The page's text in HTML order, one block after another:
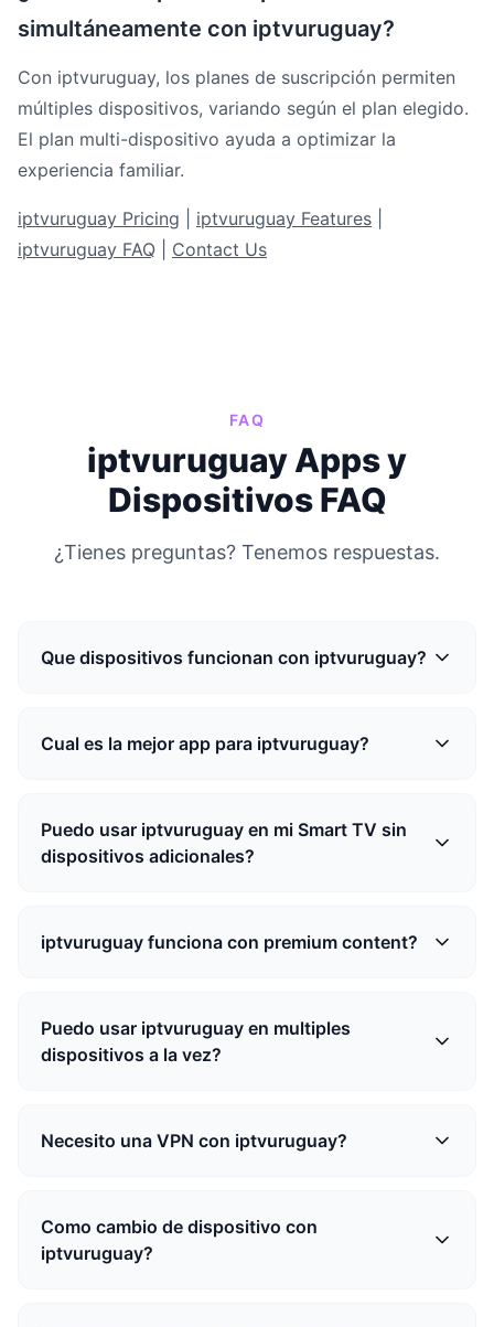
simultáneamente con iptvuruguay?
Con iptvuruguay, los planes de suscripción permiten
múltiples dispositivos, variando según el plan elegido.
El plan multi-dispositivo ayuda a optimizar la
experiencia familiar.
iptvuruguay Pricing iptvuruguay Features
iptvuruguay FAQ
Contact Us
FAQ
iptvuruguay Apps y
Dispositivos FAQ
¿Tienes preguntas? Tenemos respuestas.
Que dispositivos funcionan con iptvuruguay?
Cual es la mejor app para iptvuruguay?
Puedo usar iptvuruguay en mi Smart TV sin
dispositivos adicionales?
iptvuruguay funciona con premium content?
Puedo usar iptvuruguay en multiples
dispositivos a la vez?
Necesito una VPN con iptvuruguay?
Como cambio de dispositivo con
iptvuruguay?